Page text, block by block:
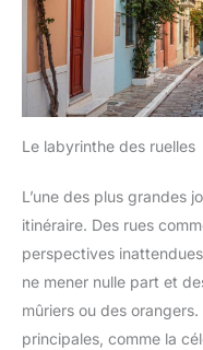
Le labyrinthe des ruelles
L’une des plus grandes
itinéraire. Des rues
perspectives
ne mener nulle part et
mûriers ou des
principales, comme la